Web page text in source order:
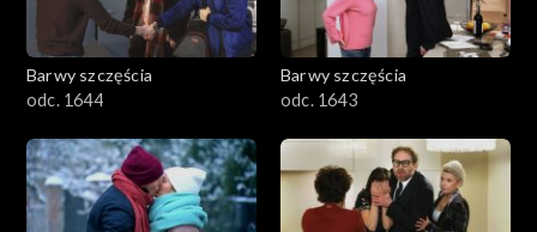
Barwy szczęścia
odc. 1644
Barwy szczęścia
odc. 1643